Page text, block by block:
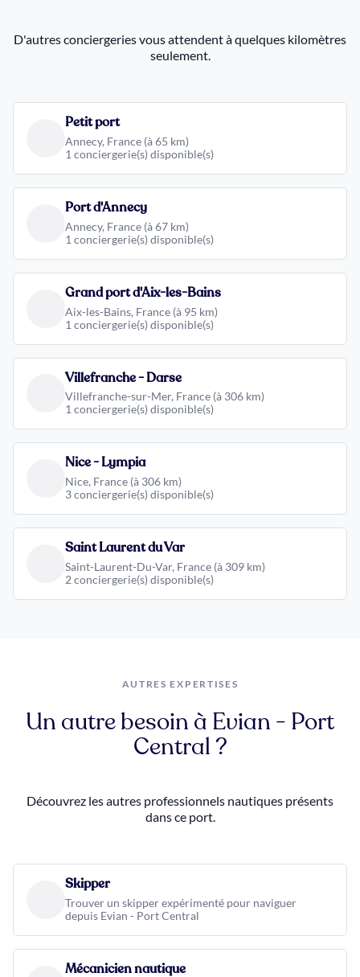
D'autres conciergeries vous attendent à quelques kilomètres
seulement.
Petit port
Annecy, France (à 65 km)
1 conciergerie(s) disponible(s)
Port d'Annecy
Annecy, France (à 67 km)
1 conciergerie(s) disponible(s)
Grand port d'Aix-les-Bains
Aix-les-Bains, France (à 95 km)
1 conciergerie(s) disponible(s)
Villefranche - Darse
Villefranche-sur-Mer, France (à 306 km)
1 conciergerie(s) disponible(s)
Nice - Lympia
Nice, France (à 306 km)
3 conciergerie(s) disponible(s)
Saint Laurent du Var
Saint-Laurent-Du-Var, France (à 309 km)
2 conciergerie(s) disponible(s)
AUTRES EXPERTISES
Un autre besoin à Evian - Port
Central ?
Découvrez les autres professionnels nautiques présents
dans ce port.
Skipper
Trouver un skipper expérimenté pour naviguer
depuis Evian - Port Central
Mécanicien nautique